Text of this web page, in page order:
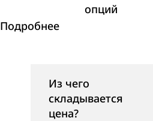
опций
Подробнее
Из чего
складывается
цена?